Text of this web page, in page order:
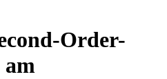
Order-
am